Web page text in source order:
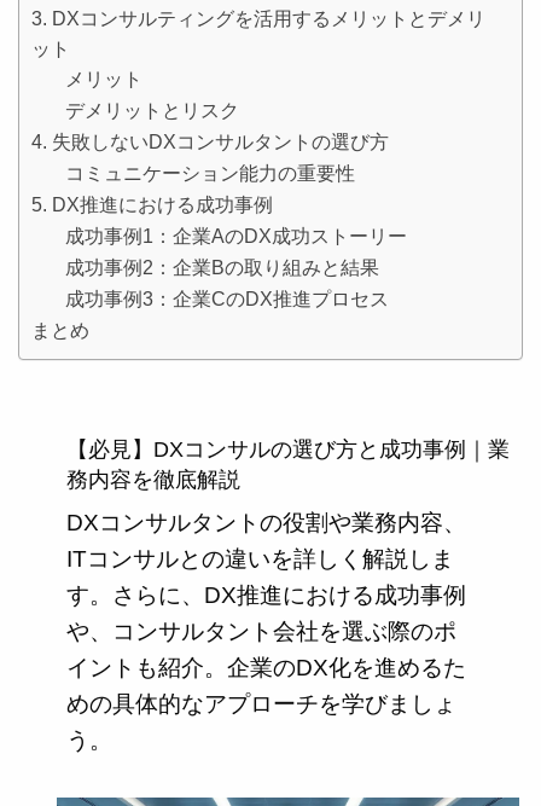
3. DXコンサルティングを活用するメリットとデメリ
ット
メリット
デメリットとリスク
4. 失敗しないDXコンサルタントの選び方
コミュニケーション能力の重要性
5. DX推進における成功事例
成功事例1：企業AのDX成功ストーリー
成功事例2：企業Bの取り組みと結果
成功事例3：企業CのDX推進プロセス
まとめ
【必見】DXコンサルの選び方と成功事例｜業
務内容を徹底解説
DXコンサルタントの役割や業務内容、
ITコンサルとの違いを詳しく解説しま
す。さらに、DX推進における成功事例
や、コンサルタント会社を選ぶ際のポ
イントも紹介。企業のDX化を進めるた
めの具体的なアプローチを学びましょ
う。